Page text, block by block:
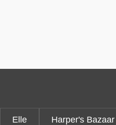
Elle Harper's Bazaar